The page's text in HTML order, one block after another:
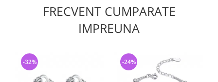
FRECVENT CUMPARATE
IMPREUNA
-32% -24%